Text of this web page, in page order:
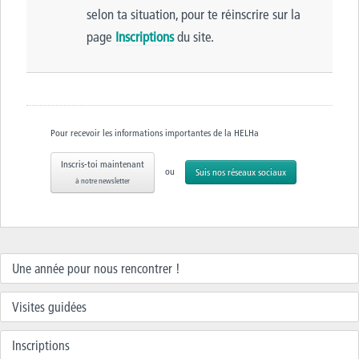
selon ta situation, pour te réinscrire sur la
page Inscriptionsdu site.
Pour recevoir les informations importantes de la HELHa
Inscris-toi maintenant
à notre newsletter
ou Suis nos réseaux sociaux
Une année pour nous rencontrer !
Visites guidées
Inscriptions